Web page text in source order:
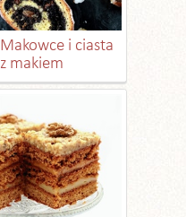
Makowce i ciasta
z makiem